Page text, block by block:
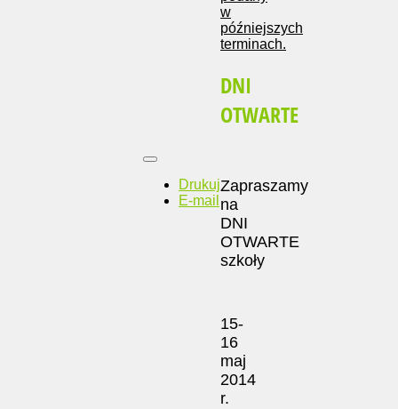
w
późniejszych
terminach.
DNI
OTWARTE
Drukuj
E-mail
Zapraszamy
na
DNI
OTWARTE
szkoły
15-
16
maj
2014
r.